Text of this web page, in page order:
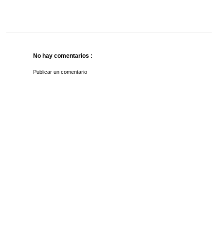
No hay comentarios :
Publicar un comentario